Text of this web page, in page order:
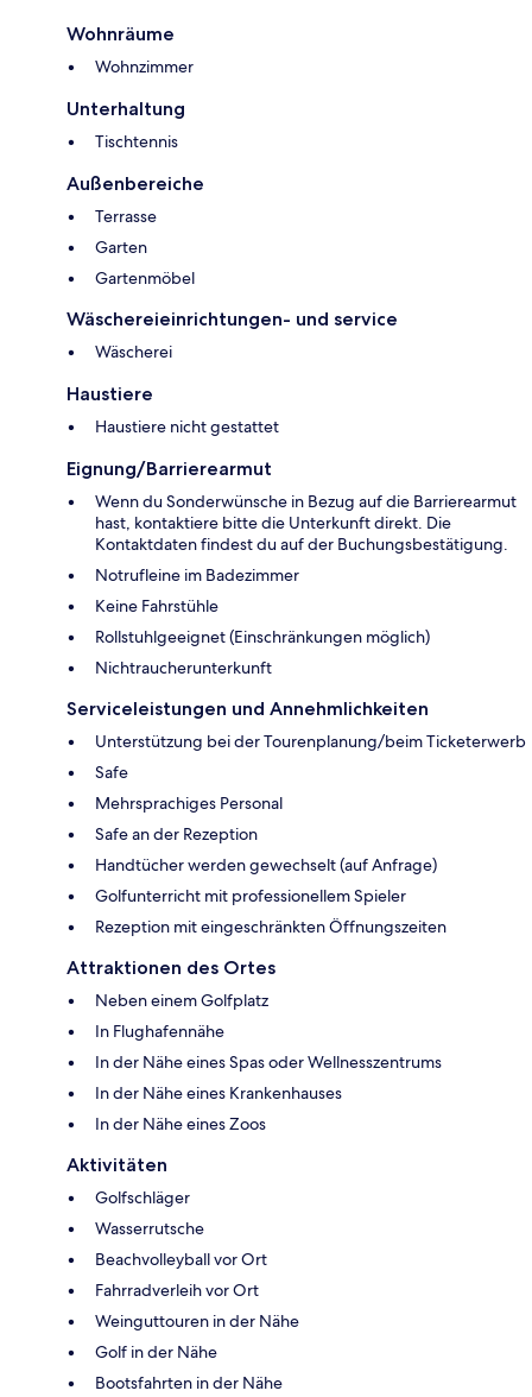
Wohnräume
Wohnzimmer
Unterhaltung
Tischtennis
Außenbereiche
Terrasse
Garten
Gartenmöbel
Wäschereieinrichtungen- und service
Wäscherei
Haustiere
Haustiere nicht gestattet
Eignung/Barrierearmut
Wenn du Sonderwünsche in Bezug auf die Barrierearmut
hast, kontaktiere bitte die Unterkunft direkt. Die
Kontaktdaten findest du auf der Buchungsbestätigung.
Notrufleine im Badezimmer
Keine Fahrstühle
Rollstuhlgeeignet (Einschränkungen möglich)
Nichtraucherunterkunft
Serviceleistungen und Annehmlichkeiten
Unterstützung bei der Tourenplanung/beim Ticketerwerb
Safe
Mehrsprachiges Personal
Safe an der Rezeption
Handtücher werden gewechselt (auf Anfrage)
Golfunterricht mit professionellem Spieler
Rezeption mit eingeschränkten Öffnungszeiten
Attraktionen des Ortes
Neben einem Golfplatz
In Flughafennähe
In der Nähe eines Spas oder Wellnesszentrums
In der Nähe eines Krankenhauses
In der Nähe eines Zoos
Aktivitäten
Golfschläger
Wasserrutsche
Beachvolleyball vor Ort
Fahrradverleih vor Ort
Weinguttouren in der Nähe
Golf in der Nähe
Bootsfahrten in der Nähe